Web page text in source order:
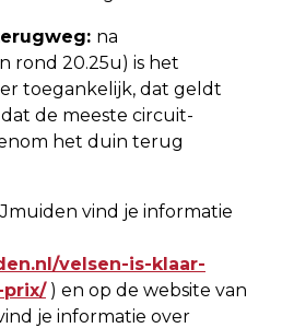
na
rond 20.25u) is het
toegankelijk, dat geldt
de meeste circuit-
het duin terug
vind je informatie
velsen-is-klaar-
) en op de website van
je informatie over